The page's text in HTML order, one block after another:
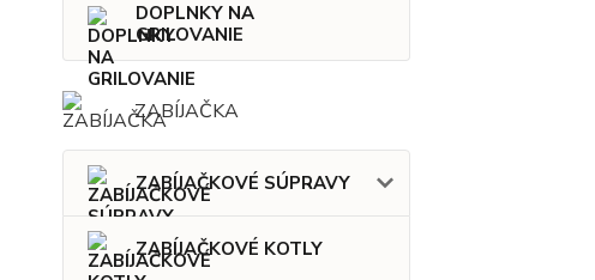
DOPLNKY NA
GRILOVANIE
ZABÍJAČKA
ZABÍJAČKOVÉ SÚPRAVY
ZABÍJAČKOVÉ KOTLY